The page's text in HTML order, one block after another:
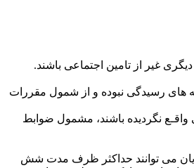
های رسیدگی نبوده و از شمول مقررات
مطالبات مـورد رسیدگی واقـع نگردیده باشند، مشمول ضوابط
است، کارفرمایان می توانند حداکثر ظرف مدت شش